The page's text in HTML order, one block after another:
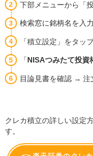
下部メニューから「
検索窓に銘柄名を入
「積立設定」をタッ
「 NISAつみたて投資
目論見書を確認 → 注
クレカ積立の詳しい設定
す。